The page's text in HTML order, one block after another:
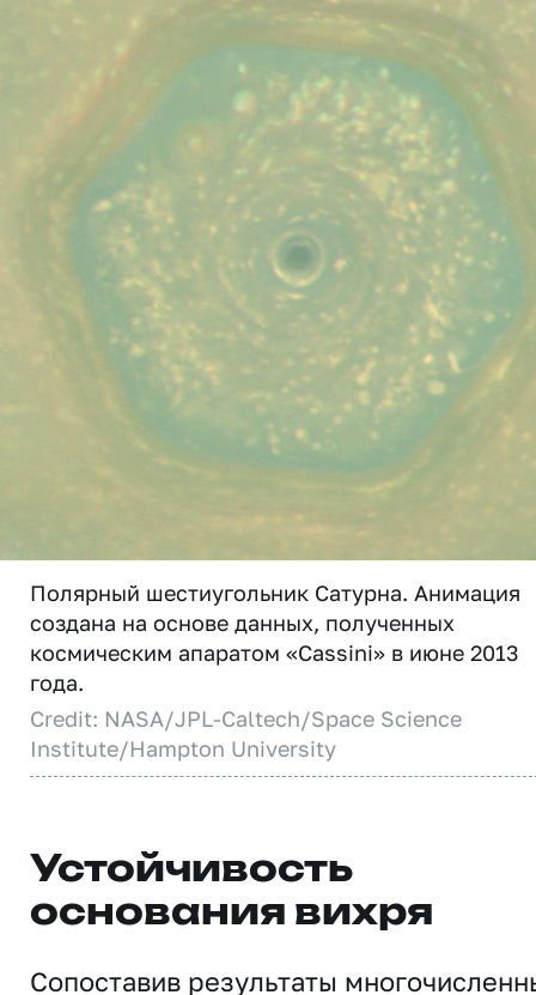
Полярный шестиугольник Сатурна. Анимация
создана на основе данных, полученных
космическим апаратом «Cassini» в июне 2013
года.
Credit: NASA/JPL-Caltech/Space Science
Institute/Hampton University
Устойчивость
основания вихря
Сопоставив результаты